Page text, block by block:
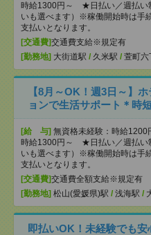
時給1300円～ ★日払い／週払い
いも選べます）※稼働開始時は手
支払いとなります。
[交通費]交通費支給※規定有
[勤務地] 大街道駅 / 久米駅 / 萱町六
【8月～OK！週3日～】
ョンで生活サポート＊時
[給 与] 無資格未経験：時給
時給1300円～ ★日払い／週払い
いも選べます）※稼働開始時は手
支払いとなります。
[交通費]交通費全額支給※規定有
[勤務地] 松山(愛媛県)駅 / 浅海駅 /
即払いOK！未経験でも